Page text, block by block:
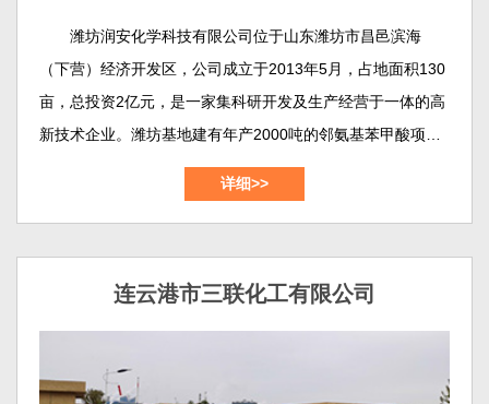
潍坊润安化学科技有限公司位于山东潍坊市昌邑滨海
（下营）经济开发区，公司成立于2013年5月，占地面积130
亩，总投资2亿元，是一家集科研开发及生产经营于一体的高
新技术企业。潍坊基地建有年产2000吨的邻氨基苯甲酸项
目、年产800吨的2,2-二硫二本甲酸（DTSA）项目、年产
1000吨的靛红酸酐(dtbc)项目，年产300吨的邻氨基苯甲酸甲
详细>>
连云港市三联化工有限公司